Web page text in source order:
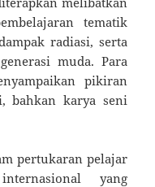
tematik
radiasi, serta
muda. Para
pikiran
bahkan karya seni
pertukaran pelajar
yang